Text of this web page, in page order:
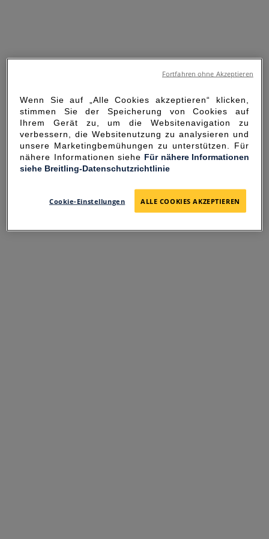
SORRY FOR THE
INCONVENIENCE
Wenn Sie auf „Alle Cookies akzeptieren“ klicken,
stimmen Sie der Speicherung von Cookies auf
Ihrem Gerät zu, um die Websitenavigation zu
verbessern, die Websitenutzung zu analysieren und
unsere Marketingbemühungen zu unterstützen. Für
nähere Informationen siehe Für nähere Informationen
siehe Breitling-Datenschutzrichtlinie
Cookie-Einstellungen ALLE COOKIES AKZEPTIEREN
Fortfahren ohne Akzeptieren